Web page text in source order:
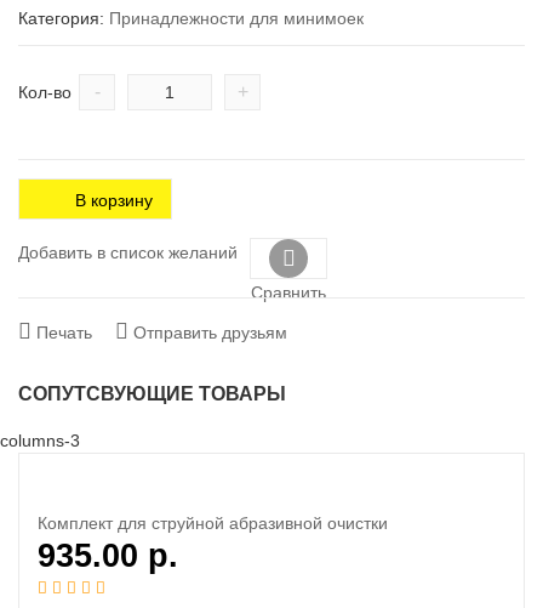
Категория: Принадлежности для минимоек
Кол-во - +
В корзину
Добавить в список желаний
Сравнить
Печать Отправить друзьям
СОПУТСВУЮЩИЕ ТОВАРЫ
columns-3
Комплект для струйной абразивной очистки
935.00 р.